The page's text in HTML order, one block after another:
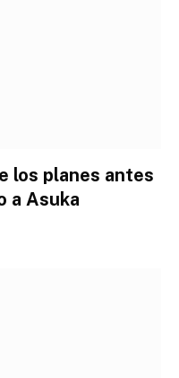
los planes antes
a Asuka